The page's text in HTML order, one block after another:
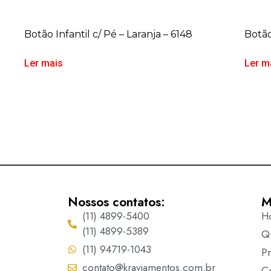
Botão Infantil c/ Pé – Laranja – 6148
Ler mais Ler
Nossos contatos:
(11) 4899-5400
(11) 4899-5389
(11) 94719-1043
contato@kraviamentos.com.br